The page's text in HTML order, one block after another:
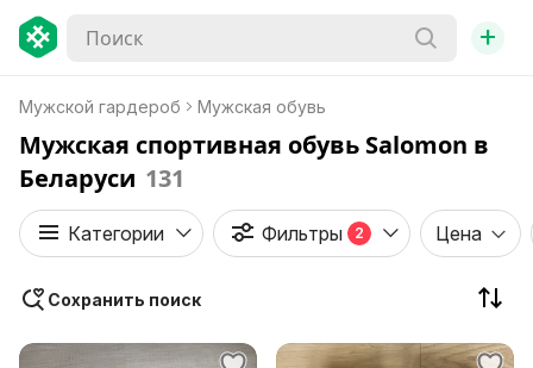
+
Мужской гардероб Мужская обувь
Мужская спортивная обувь Salomon в
Беларуси 131
Категории Фильтры 2 Цена
Сохранить поиск